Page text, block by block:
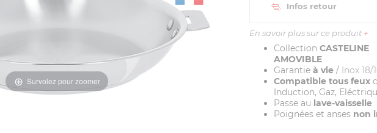
Survolez pour zoomer
Infos retour
En savoir plus sur ce produit +
Collection CASTELINE
AMOVIBLE
Garantie à vie / Inox 18/
Compatible tous feux
Induction, Gaz,
Passe au lave-vaisselle
Poignées et anses non